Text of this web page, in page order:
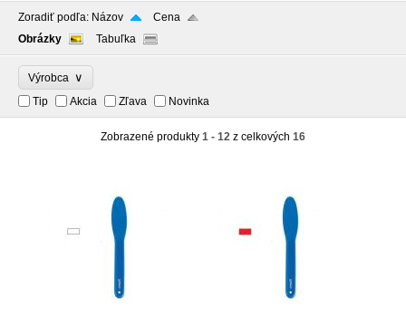
Zoradiť podľa: Názov
Cena
Obrázky
Tabuľka
Výrobca ∨
Tip Akcia Zľava Novinka
Zobrazené produkty 1 - 12 z celkových 16